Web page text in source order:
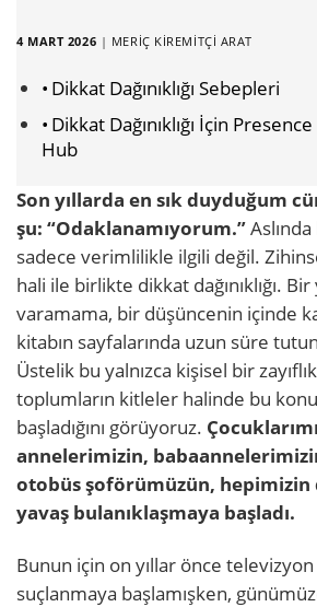
4 MART 2026 | MERIÇ KIREMITÇI ARAT
Dikkat Dağınıklığı Sebepleri
Dikkat Dağınıklığı İçin Presence
Hub
Son yıllarda en sık duyduğum
şu: “Odaklanamıyorum.”
sadece verimlilikle ilgili değil.
hali ile birlikte dikkat dağınıklığı.
varamama, bir düşüncenin içinde
kitabın sayfalarında uzun süre
Üstelik bu yalnızca kişisel bir
toplumların kitleler halinde bu
başladığını görüyoruz.
annelerimizin,
otobüs şoförümüzün,
yavaş bulanıklaşmaya başladı.
Bunun için on yıllar önce televizyon
suçlanmaya başlamışken,